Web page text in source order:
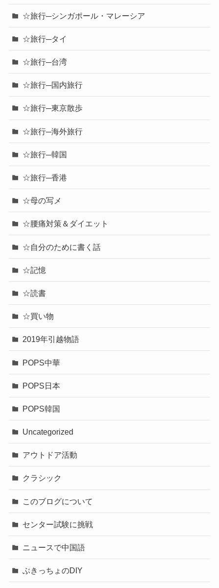
☆旅行─シンガポール・マレーシア
☆旅行─タイ
☆旅行─台湾
☆旅行─国内旅行
☆旅行─東京散歩
☆旅行─海外旅行
☆旅行─韓国
☆旅行─香港
☆母の写メ
☆腰痛対策＆ダイエット
☆自分のために書く話
☆記憶
☆読書
☆買い物
2019年引越物語
POPS中華
POPS日本
POPS韓国
Uncategorized
アウトドア活動
クラシック
このブログについて
センター試験に挑戦
ニュースで中国語
ぶきっちょのDIY